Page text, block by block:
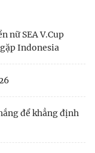
nữ SEA V.Cup
Indonesia
để khẳng định